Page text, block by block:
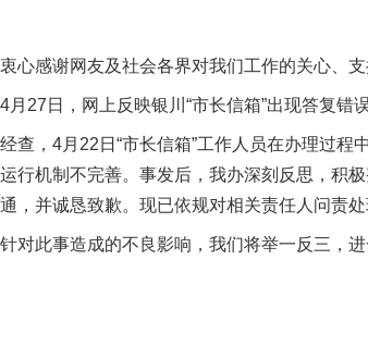
感谢网友及社会各界对我们工作的关心、支
日，网上反映银川“市长信箱”出现答复错
，4月22日“市长信箱”工作人员在办理过程
行机制不完善。事发后，我办深刻反思，积
，并诚恳致歉。现已依规对相关责任人问责处
此事造成的不良影响，我们将举一反三，进